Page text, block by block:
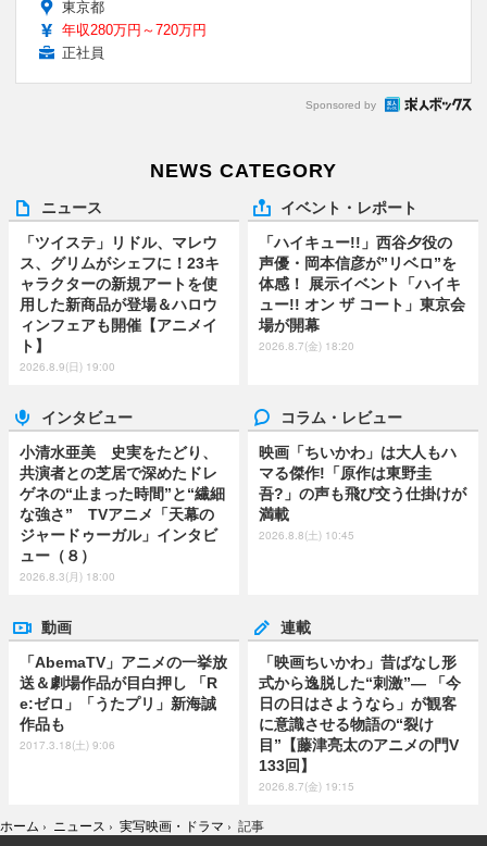
東京都
年収280万円～720万円
正社員
Sponsored by
NEWS CATEGORY
ニュース
「ツイステ」リドル、マレウ
ス、グリムがシェフに！23キ
ャラクターの新規アートを使
用した新商品が登場＆ハロウ
ィンフェアも開催【アニメイ
ト】
2026.8.9(日) 19:00
イベント・レポート
「ハイキュー!!」西谷夕役の
声優・岡本信彦が”リベロ”を
体感！ 展示イベント「ハイキ
ュー!! オン ザ コート」東京会
場が開幕
2026.8.7(金) 18:20
インタビュー
小清水亜美 史実をたどり、
共演者との芝居で深めたドレ
ゲネの“止まった時間”と“繊細
な強さ” TVアニメ「天幕の
ジャードゥーガル」インタビ
ュー（８）
2026.8.3(月) 18:00
コラム・レビュー
映画「ちいかわ」は大人もハ
マる傑作!「原作は東野圭
吾?」の声も飛び交う仕掛けが
満載
2026.8.8(土) 10:45
動画
「AbemaTV」アニメの一挙放
送＆劇場作品が目白押し 「R
e:ゼロ」「うたプリ」新海誠
作品も
2017.3.18(土) 9:06
連載
「映画ちいかわ」昔ばなし形
式から逸脱した“刺激”― 「今
日の日はさようなら」が観客
に意識させる物語の“裂け
目”【藤津亮太のアニメの門V
133回】
2026.8.7(金) 19:15
ホーム › ニュース › 実写映画・ドラマ › 記事